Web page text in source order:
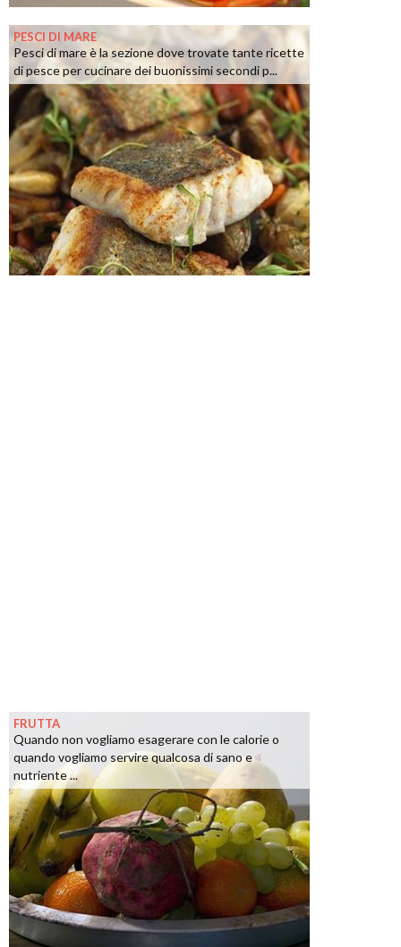
PESCI DI MARE
Pesci di mare è la sezione dove trovate tante ricette
di pesce per cucinare dei buonissimi secondi p...
FRUTTA
Quando non vogliamo esagerare con le calorie o
quando vogliamo servire qualcosa di sano e
nutriente ...